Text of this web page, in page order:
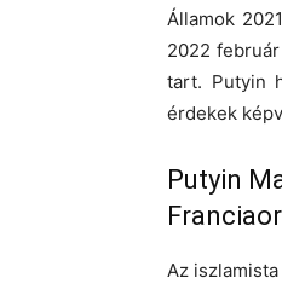
Államok
2022
tart. Putyin
érdekek
Putyin
Az